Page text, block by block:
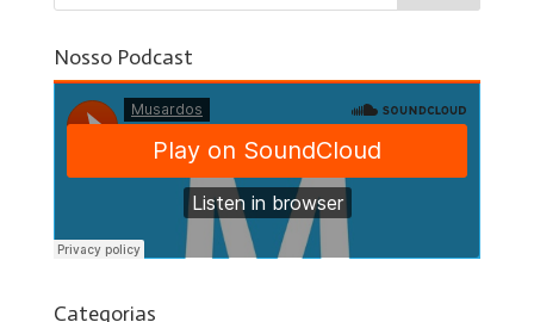
Nosso Podcast
Categorias